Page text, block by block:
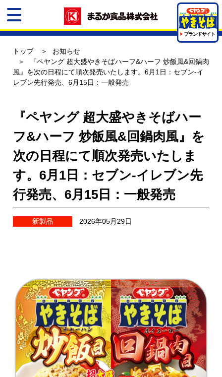
ブランドサイト
トップ
お知らせ
『ペヤング 超大盛やきそばハーフ&ハーフ 炒飯風&回鍋肉
風』を次の日程にて順次発売いたします。6月1日：セブン-イ
レブン先行発売、6月15日：一般発売
『ペヤング 超大盛やきそばハー
フ&ハーフ 炒飯風&回鍋肉風』を
次の日程にて順次発売いたしま
す。6月1日：セブン-イレブン先
行発売、6月15日：一般発売
新製品 2026年05月29日